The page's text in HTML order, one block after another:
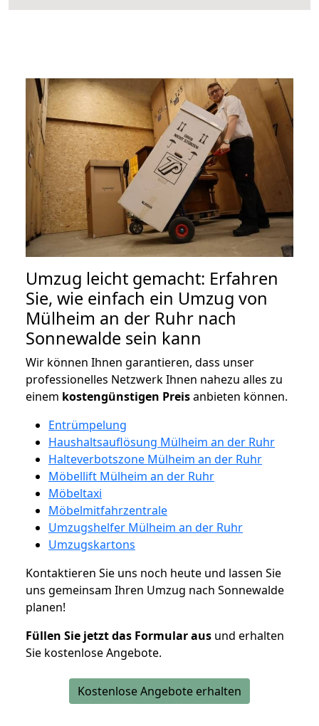
Umzug leicht gemacht: Erfahren
Sie, wie einfach ein Umzug von
Mülheim an der Ruhr nach
Sonnewalde sein kann
Wir können Ihnen garantieren, dass unser
professionelles Netzwerk Ihnen nahezu alles zu
einem kostengünstigen Preisanbieten können.
Entrümpelung
Haushaltsauflösung Mülheim an der Ruhr
Halteverbotszone Mülheim an der Ruhr
Möbellift Mülheim an der Ruhr
Möbeltaxi
Möbelmitfahrzentrale
Umzugshelfer Mülheim an der Ruhr
Umzugskartons
Kontaktieren Sie uns noch heute und lassen Sie
uns gemeinsam Ihren Umzug nach Sonnewalde
planen!
Füllen Sie jetzt das Formular aus und erhalten
Sie kostenlose Angebote.
Kostenlose Angebote erhalten